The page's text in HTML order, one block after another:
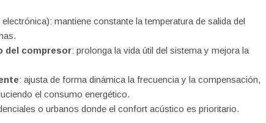
mantiene constante la temperatura de salida del
del compresor: prolonga la vida útil del sistema y mejora la
: ajusta de forma dinámica la frecuencia y la compensación,
el consumo energético.
o urbanos donde el confort acústico es prioritario.